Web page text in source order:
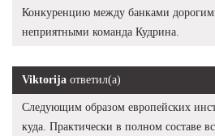
Конкуренцию между банками
неприятными команда Кудрина.
Viktorija ответил(а)
Следующим образом европейских
куда. Практически в полном составе